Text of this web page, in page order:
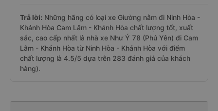
Trả lời: Những hãng có loại xe Giường nằm đi Ninh Hòa -
Khánh Hòa Cam Lâm - Khánh Hòa chất lượng tốt, xuất
sắc, cao cấp nhất là nhà xe Như Ý 78 (Phú Yên) đi Cam
Lâm - Khánh Hòa từ Ninh Hòa - Khánh Hòa với điểm
chất lượng là 4.5/5 dựa trên 283 đánh giá của khách
hàng).